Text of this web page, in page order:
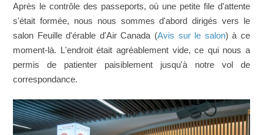
Après le contrôle des passeports, où une petite file d'attente
s'était formée, nous nous sommes d'abord dirigés vers le
salon Feuille d'érable d'Air Canada (Avis sur le salon) à ce
moment-là. L'endroit était agréablement vide, ce qui nous a
permis de patienter paisiblement jusqu'à notre vol de
correspondance.